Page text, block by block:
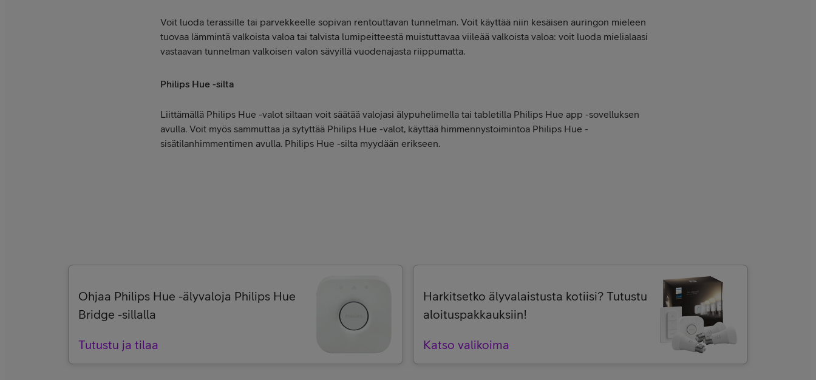
Voit luoda terassille tai parvekkeelle sopivan rentouttavan tunnelman. Voit käyttää niin kesäisen auringon mieleen
tuovaa lämmintä valkoista valoa tai talvista lumipeitteestä muistuttavaa viileää valkoista valoa: voit luoda mielialaasi
vastaavan tunnelman valkoisen valon sävyillä vuodenajasta riippumatta.
Philips Hue -silta
Liittämällä Philips Hue -valot siltaan voit säätää valojasi älypuhelimella tai tabletilla Philips Hue app -sovelluksen
avulla. Voit myös sammuttaa ja sytyttää Philips Hue -valot, käyttää himmennystoimintoa Philips Hue -
sisätilanhimmentimen avulla. Philips Hue -silta myydään erikseen.
Ohjaa Philips Hue -älyvaloja Philips Hue
Bridge -sillalla
Tutustu ja tilaa
Harkitsetko älyvalaistusta kotiisi? Tutustu
aloituspakkauksiin!
Katso valikoima